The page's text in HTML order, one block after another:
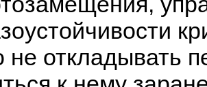
откладывать